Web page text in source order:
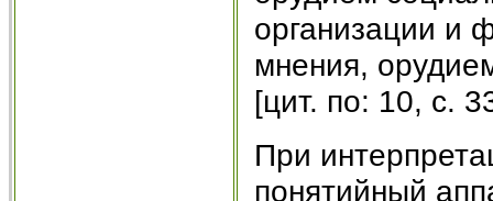
организации и
мнения,
[цит. по: 10, c.
При
понятийный